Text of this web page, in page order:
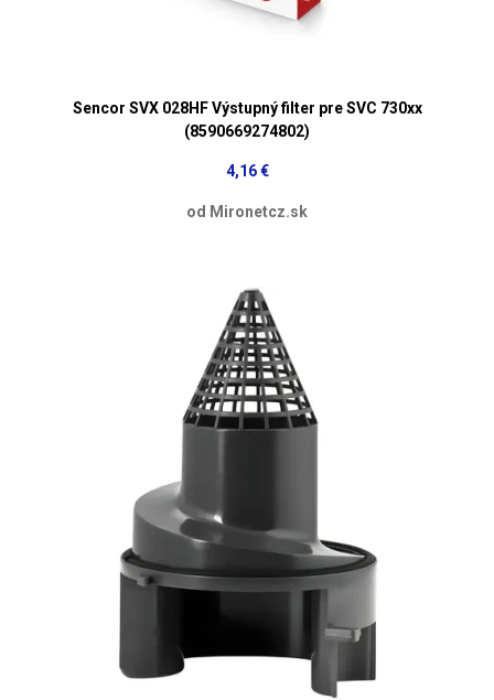
Sencor SVX 028HF Výstupný filter pre SVC 730xx
(8590669274802)
4,16 €
od Mironetcz.sk